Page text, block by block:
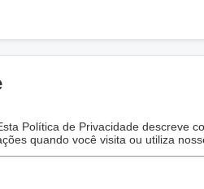
Política de Privacidade descreve
quando você visita ou utiliza